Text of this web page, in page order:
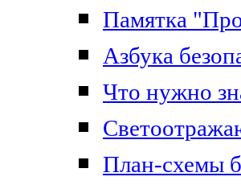
Памятка
Азбука
Что нужно
План-схемы